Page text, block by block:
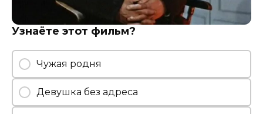
Узнаёте этот фильм?
Чужая родня
Девушка без адреса